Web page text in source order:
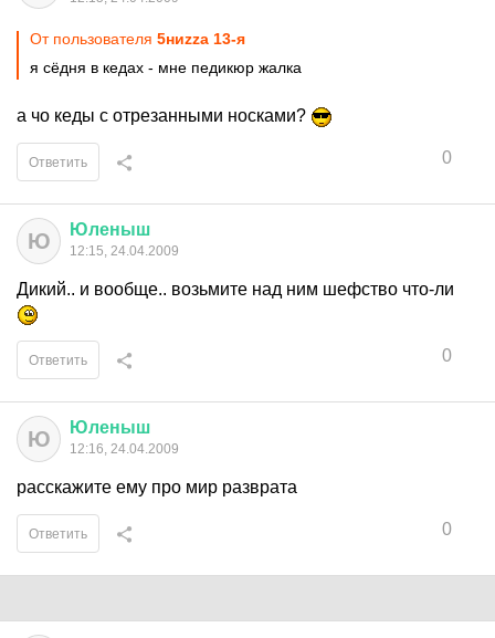
От пользователя 5ниzzа 13-я
я сёдня в кедах - мне педикюр жалка
а чо кеды с отрезанными носками?
0
Ответить
Ю Юленыш
12:15, 24.04.2009
Дикий.. и вообще.. возьмите над ним шефство что-ли
0
Ответить
Ю Юленыш
12:16, 24.04.2009
расскажите ему про мир разврата
0
Ответить